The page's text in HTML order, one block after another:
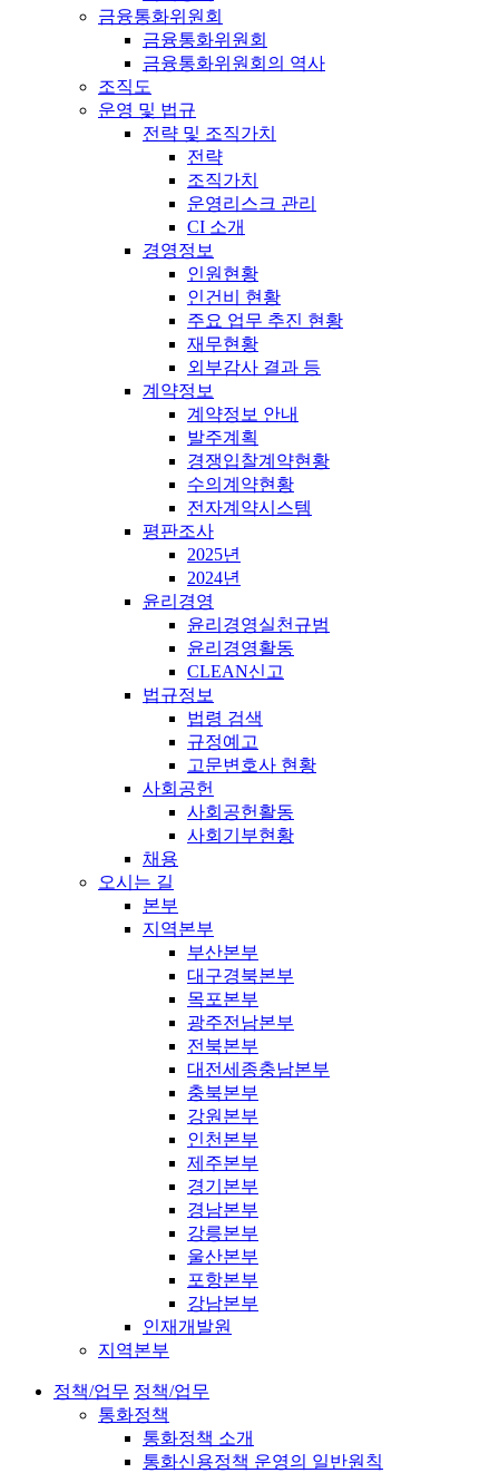
금융통화위원회
금융통화위원회
금융통화위원회의 역사
조직도
운영 및 법규
전략 및 조직가치
전략
조직가치
운영리스크 관리
CI 소개
경영정보
인원현황
인건비 현황
주요 업무 추진 현황
재무현황
외부감사 결과 등
계약정보
계약정보 안내
발주계획
경쟁입찰계약현황
수의계약현황
전자계약시스템
평판조사
2025년
2024년
윤리경영
윤리경영실천규범
윤리경영활동
CLEAN신고
법규정보
법령 검색
규정예고
고문변호사 현황
사회공헌
사회공헌활동
사회기부현황
채용
오시는 길
본부
지역본부
부산본부
대구경북본부
목포본부
광주전남본부
전북본부
대전세종충남본부
충북본부
강원본부
인천본부
제주본부
경기본부
경남본부
강릉본부
울산본부
포항본부
강남본부
인재개발원
지역본부
정책/업무 정책/업무
통화정책
통화정책 소개
통화신용정책 운영의 일반원칙